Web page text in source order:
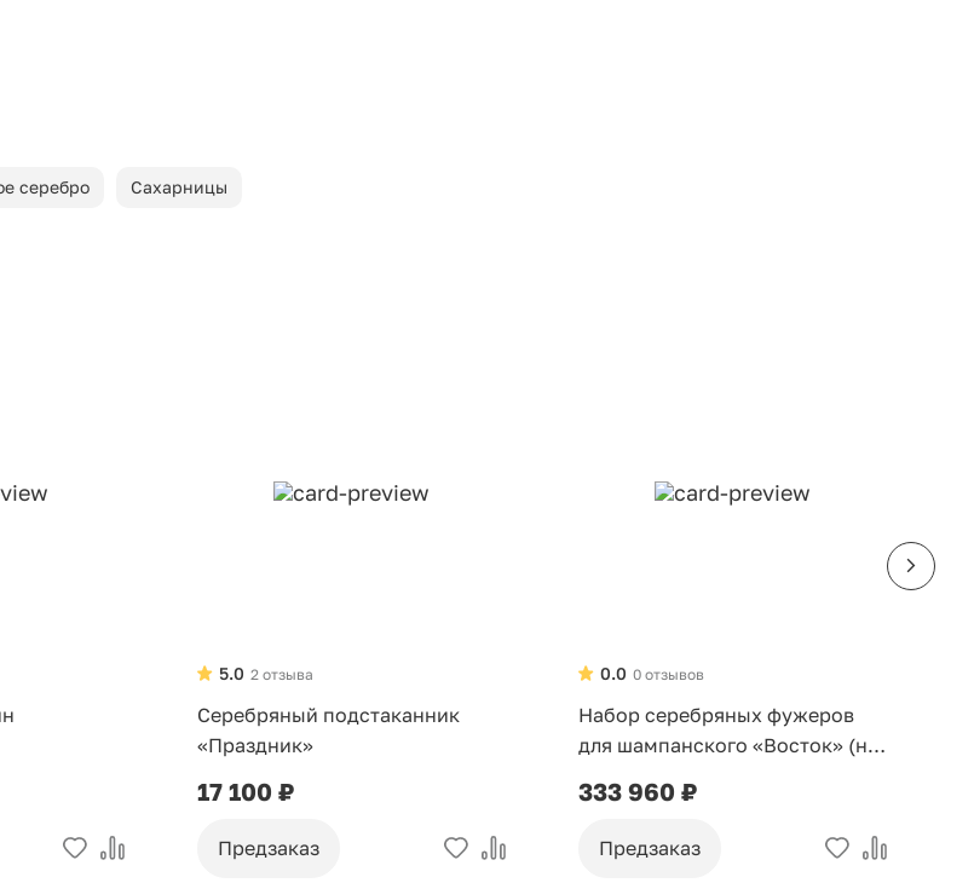
серебро Сахарницы
2 отзыва
5.0
Серебряный подстаканник
«Праздник»
17 100 ₽
Предзаказ
0 отзывов
0.0
Набор серебряных фужеров
для шампанского «Восток» (на
333 960 ₽
Предзаказ